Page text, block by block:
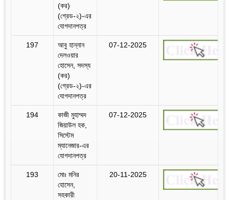
(কর)
(গ্রেড-২)-এর
যোগদানপত্র
197
আবু হান্নান
দেলওয়ার
হোসেন, সদস্য
(কর)
(গ্রেড-২)-এর
যোগদানপত্র
07-12-2025
194
কাজী মুহাম্মদ
জিয়াউল হক,
সিস্টেম
ম্যানেজার-এর
যোগদানপত্র
07-12-2025
193
মোঃ মনির
হোসেন,
সহকারী
20-11-2025